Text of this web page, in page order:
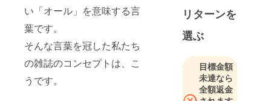
い「オール」を意味する言
葉です。
そんな言葉を冠した私たち
の雑誌のコンセプトは、こ
うです。
浪人時代に
「イラク戦
争報道の裏
で”普通”に暮
らす人た
ち」に触れ
リターンを
選ぶ
目標金額
未達なら
全額返金